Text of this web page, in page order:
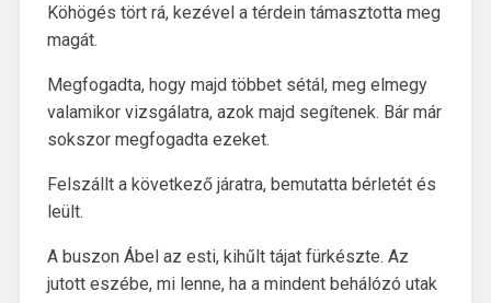
Köhögés tört rá, kezével a térdein támasztotta meg
magát.
Megfogadta, hogy majd többet sétál, meg elmegy
valamikor vizsgálatra, azok majd segítenek. Bár már
sokszor megfogadta ezeket.
Felszállt a következő járatra, bemutatta bérletét és
leült.
A buszon Ábel az esti, kihűlt tájat fürkészte. Az
jutott eszébe, mi lenne, ha a mindent behálózó utak